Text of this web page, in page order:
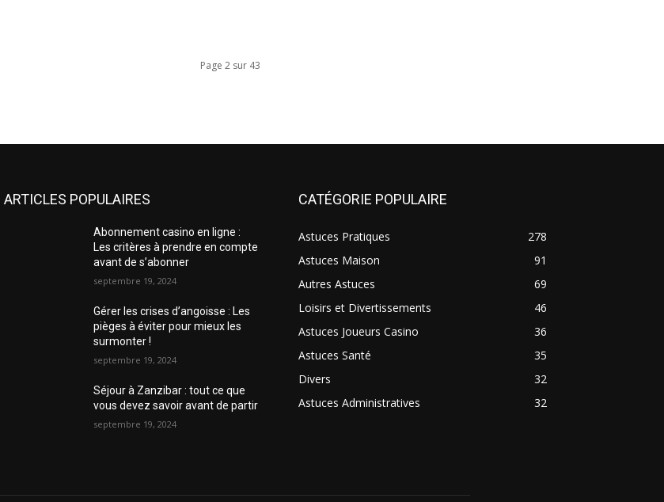
Page 2 sur 43
ARTICLES POPULAIRES
Abonnement casino en ligne :
Les critères à prendre en compte
avant de s’abonner
septembre 19, 2024
Gérer les crises d’angoisse : Les
pièges à éviter pour mieux les
surmonter !
septembre 19, 2024
Séjour à Zanzibar : tout ce que
vous devez savoir avant de partir
septembre 19, 2024
CATÉGORIE POPULAIRE
Astuces Pratiques
278
Astuces Maison
91
Autres Astuces
69
Loisirs et Divertissements
46
Astuces Joueurs Casino
36
Astuces Santé
35
Divers
32
Astuces Administratives
32